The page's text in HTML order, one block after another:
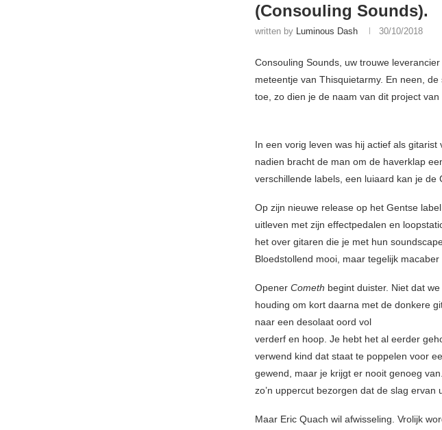
(Consouling Sounds).
written by Luminous Dash 30/10/2018
Consouling Sounds, uw trouwe
meteentje van Thisquietarmy. En neen,
toe, zo dien je de naam van dit project
In een vorig leven was hij actief als
nadien bracht de man om de haverklap
verschillende labels, een luiaard kan je de
Op zijn nieuwe release op het Gentse
uitleven met zijn effectpedalen en
het over gitaren die je met hun
Bloedstollend mooi, maar tegelijk
Opener Cometh begint duister. Niet dat
houding om kort daarna met de donkere
naar een desolaat oord vol
verderf en hoop. Je hebt het al eerder
verwend kind dat staat te poppelen voor
gewend, maar je krijgt er nooit genoeg
zo’n uppercut bezorgen dat de slag ervan
Maar Eric Quach wil afwisseling. Vrolijk